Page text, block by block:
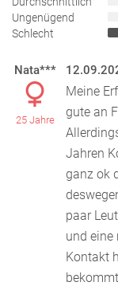
Ungenügend
Schlecht
Nata***
25 Jahre
Meine
gute an
Jahren
ganz ok
paar
und eine
Kontakt